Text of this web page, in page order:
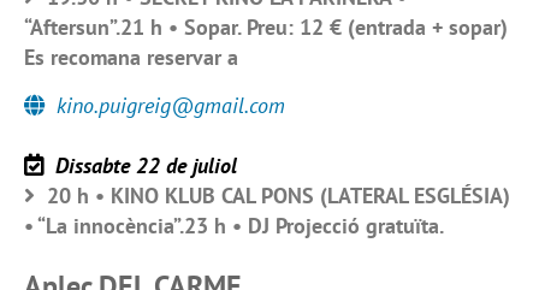
“Aftersun”.21 h • Sopar. Preu: 12 € (entrada + sopar)
Es recomana reservar a
kino.puigreig@gmail.com
Dissabte 22 de juliol
20 h • KINO KLUB CAL PONS (LATERAL ESGLÉSIA)
• “La innocència”.23 h • DJ Projecció gratuïta.